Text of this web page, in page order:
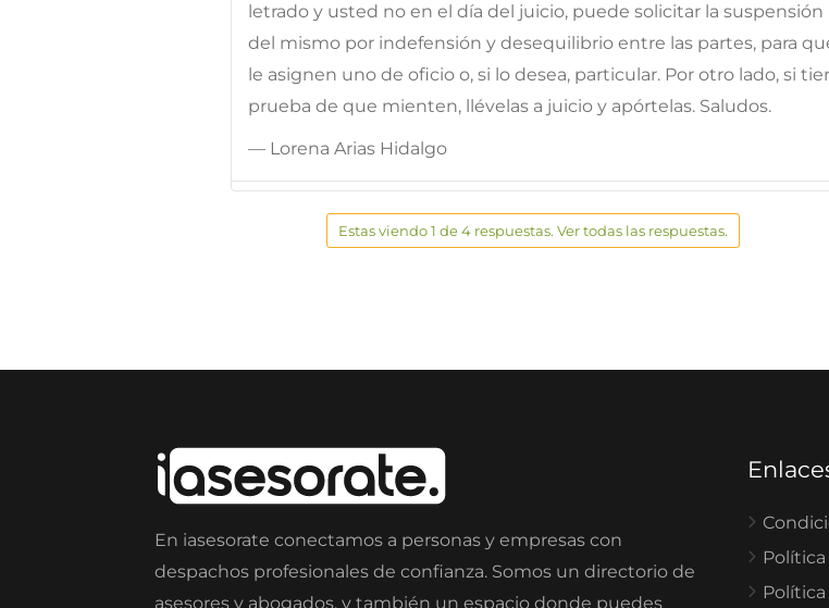
letrado y usted no en el día del juicio, puede solicitar la suspensión
del mismo por indefensión y desequilibrio entre las partes, para
le asignen uno de oficio o, si lo desea, particular. Por otro lado, si
prueba de que mienten, llévelas a juicio y apórtelas. Saludos.
— Lorena Arias Hidalgo
Estas viendo 1 de 4 respuestas. Ver todas las respuestas.
En iasesorate conectamos a personas y empresas con
despachos profesionales de confianza. Somos un directorio de
asesores y abogados, y también un espacio donde puedes